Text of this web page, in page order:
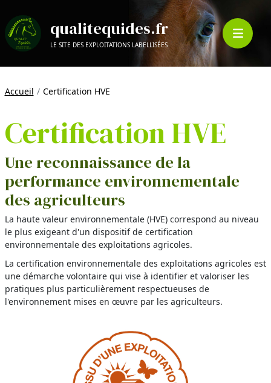
qualitequides.fr
LE SITE DES EXPLOITATIONS LABELLISÉES
Accueil Certification HVE
Certification HVE
Une reconnaissance de la
performance environnementale
des agriculteurs
La haute valeur environnementale (HVE) correspond au niveau
le plus exigeant d'un dispositif de certification
environnementale des exploitations agricoles.
La certification environnementale des exploitations agricoles est
une démarche volontaire qui vise à identifier et valoriser les
pratiques plus particulièrement respectueuses de
l'environnement mises en œuvre par les agriculteurs.